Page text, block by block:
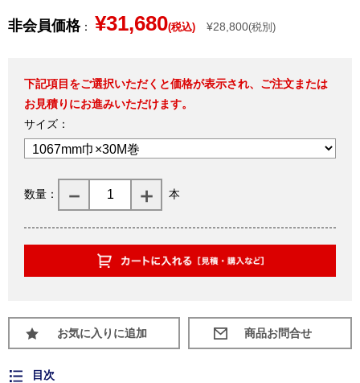
非会員価格： ¥31,680(税込) ¥28,800(税別)
下記項目をご選択いただくと価格が表示され、ご注文または
お見積りにお進みいただけます。
サイズ：
数量： 本
お気に入りに追加
目次